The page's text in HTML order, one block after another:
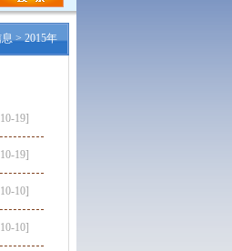
>2015年
19]
19]
10]
10]